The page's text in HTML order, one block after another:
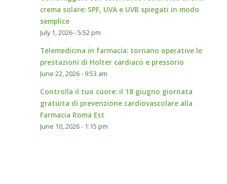
crema solare: SPF, UVA e UVB spiegati in modo
semplice
July 1, 2026 - 5:52 pm
Telemedicina in farmacia: tornano operative le
prestazioni di Holter cardiaco e pressorio
June 22, 2026 - 9:53 am
Controlla il tuo cuore: il 18 giugno giornata
gratuita di prevenzione cardiovascolare alla
Farmacia Roma Est
June 10, 2026 - 1:15 pm